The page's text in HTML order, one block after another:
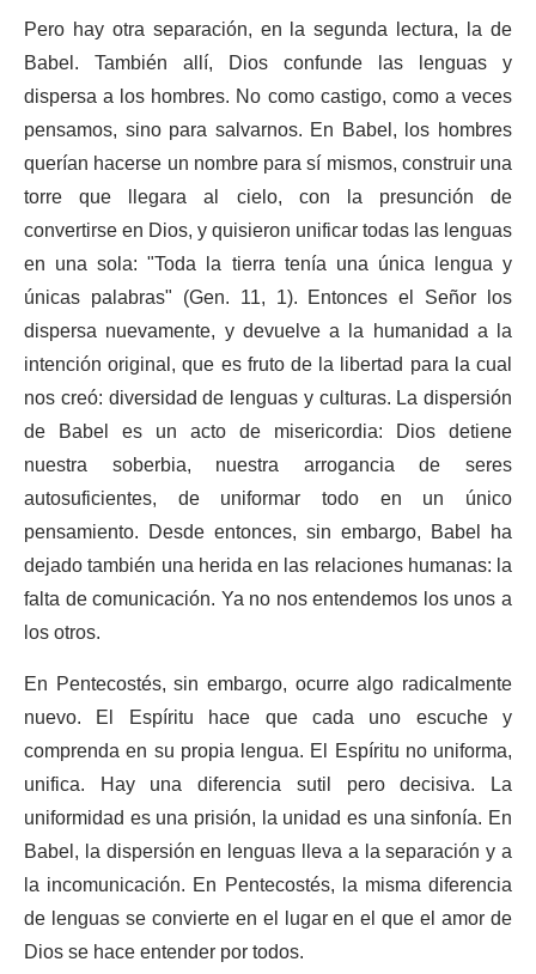
Pero hay otra separación, en la segunda lectura, la de
Babel. También allí, Dios confunde las lenguas y
dispersa a los hombres. No como castigo, como a veces
pensamos, sino para salvarnos. En Babel, los hombres
querían hacerse un nombre para sí mismos, construir una
torre que llegara al cielo, con la presunción de
convertirse en Dios, y quisieron unificar todas las lenguas
en una sola: "Toda la tierra tenía una única lengua y
únicas palabras" (Gen. 11, 1). Entonces el Señor los
dispersa nuevamente, y devuelve a la humanidad a la
intención original, que es fruto de la libertad para la cual
nos creó: diversidad de lenguas y culturas. La dispersión
de Babel es un acto de misericordia: Dios detiene
nuestra soberbia, nuestra arrogancia de seres
autosuficientes, de uniformar todo en un único
pensamiento. Desde entonces, sin embargo, Babel ha
dejado también una herida en las relaciones humanas: la
falta de comunicación. Ya no nos entendemos los unos a
los otros.
En Pentecostés, sin embargo, ocurre algo radicalmente
nuevo. El Espíritu hace que cada uno escuche y
comprenda en su propia lengua. El Espíritu no uniforma,
unifica. Hay una diferencia sutil pero decisiva. La
uniformidad es una prisión, la unidad es una sinfonía. En
Babel, la dispersión en lenguas lleva a la separación y a
la incomunicación. En Pentecostés, la misma diferencia
de lenguas se convierte en el lugar en el que el amor de
Dios se hace entender por todos.